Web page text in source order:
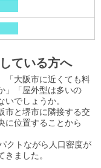
ている方へ
「大阪市に近くても料
」「屋外型は多いの
でしょうか。
市と堺市に隣接する交
に位置することから
クトながら人口密度が
ました。